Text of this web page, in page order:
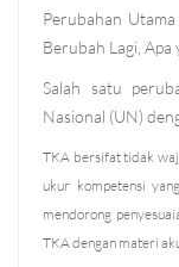
Perubahan
Berubah Lagi,
Salah satu
Nasional (UN)
TKA bersifat tidak
ukur kompetensi
mendorong
TKA dengan materi